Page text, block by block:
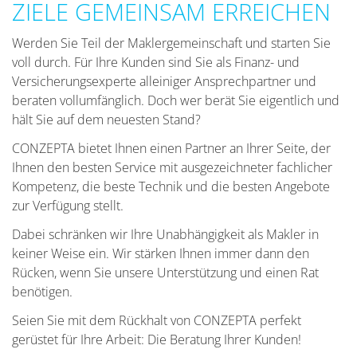
ZIELE GEMEINSAM ERREICHEN
Werden Sie Teil der Maklergemeinschaft und starten Sie
voll durch. Für Ihre Kunden sind Sie als Finanz- und
Versicherungsexperte alleiniger Ansprechpartner und
beraten vollumfänglich. Doch wer berät Sie eigentlich und
hält Sie auf dem neuesten Stand?
CONZEPTA bietet Ihnen einen Partner an Ihrer Seite, der
Ihnen den besten Service mit ausgezeichneter fachlicher
Kompetenz, die beste Technik und die besten Angebote
zur Verfügung stellt.
Dabei schränken wir Ihre Unabhängigkeit als Makler in
keiner Weise ein. Wir stärken Ihnen immer dann den
Rücken, wenn Sie unsere Unterstützung und einen Rat
benötigen.
Seien Sie mit dem Rückhalt von CONZEPTA perfekt
gerüstet für Ihre Arbeit: Die Beratung Ihrer Kunden!